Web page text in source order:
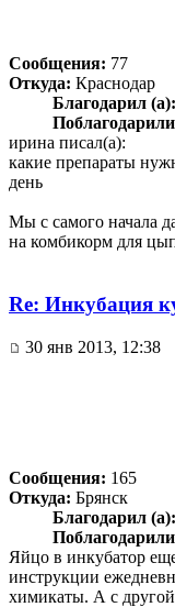
Сообщения: 77
Откуда: Краснодар
Благодарил (а):
ирина писал(а):
какие препараты
день
Мы с самого начала
на комбикорм для
Re: Инкубация
30 янв 2013, 12:38
Сообщения: 165
Откуда: Брянск
Благодарил (а):
Яйцо в инкубатор
инструкции
химикаты. А с